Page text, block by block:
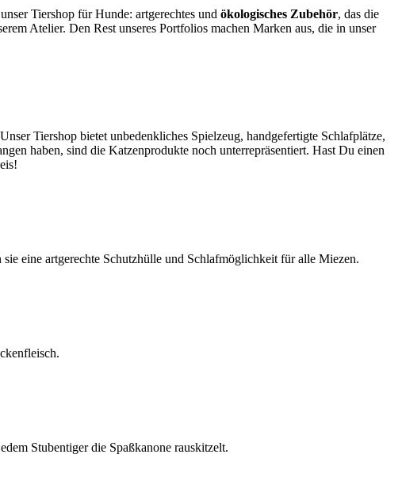
Tiershop für Hunde: artgerechtes und ökologisches Zubehör, das die
Atelier. Den Rest unseres Portfolios machen Marken aus, die in unser
Tiershop bietet unbedenkliches Spielzeug, handgefertigte Schlafplätze,
haben, sind die Katzenprodukte noch unterrepräsentiert. Hast Du einen
eine artgerechte Schutzhülle und Schlafmöglichkeit für alle Miezen.
Stubentiger die Spaßkanone rauskitzelt.